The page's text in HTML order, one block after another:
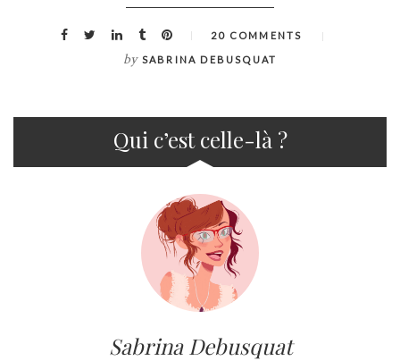
20 COMMENTS
by SABRINA DEBUSQUAT
Qui c’est celle-là ?
Sabrina Debusquat